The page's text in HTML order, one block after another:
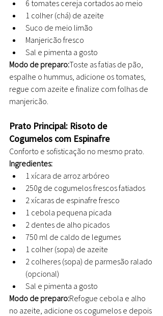
6 tomates cereja cortados ao meio
1 colher (chá) de azeite
Suco de meio limão
Manjericão fresco
Sal e pimenta a gosto
Modo de preparo:Toste as fatias de pão,
espalhe o hummus, adicione os tomates,
regue com azeite e finalize com folhas de
manjericão.
Prato Principal: Risoto de
Cogumelos com Espinafre
Conforto e sofisticação no mesmo prato.
Ingredientes:
1 xícara de arroz arbóreo
250g de cogumelos frescos fatiados
2 xícaras de espinafre fresco
1 cebola pequena picada
2 dentes de alho picados
750 ml de caldo de legumes
1 colher (sopa) de azeite
2 colheres (sopa) de parmesão ralado
(opcional)
Sal e pimenta a gosto
Modo de preparo:Refogue cebola e alho
no azeite, adicione os cogumelos e depois